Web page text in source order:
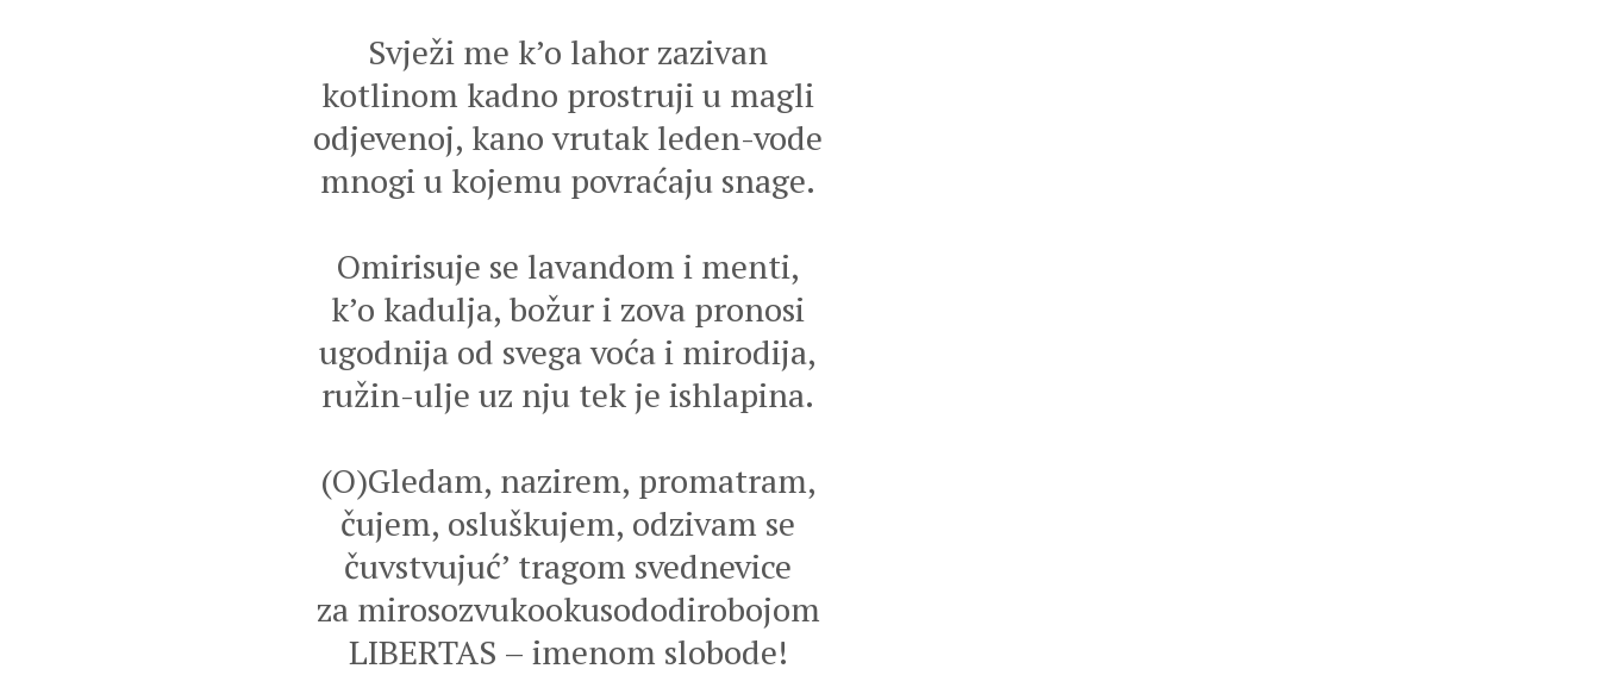
Svježi me k’o lahor zazivan
kotlinom kadno prostruji u magli
odjevenoj, kano vrutak leden-vode
mnogi u kojemu povraćaju snage.
Omirisuje se lavandom i menti,
k’o kadulja, božur i zova pronosi
ugodnija od svega voća i mirodija,
ružin-ulje uz nju tek je ishlapina.
(O)Gledam, nazirem, promatram,
čujem, osluškujem, odzivam se
čuvstvujuć’ tragom svednevice
za mirosozvukookusododirobojom
LIBERTAS – imenom slobode!